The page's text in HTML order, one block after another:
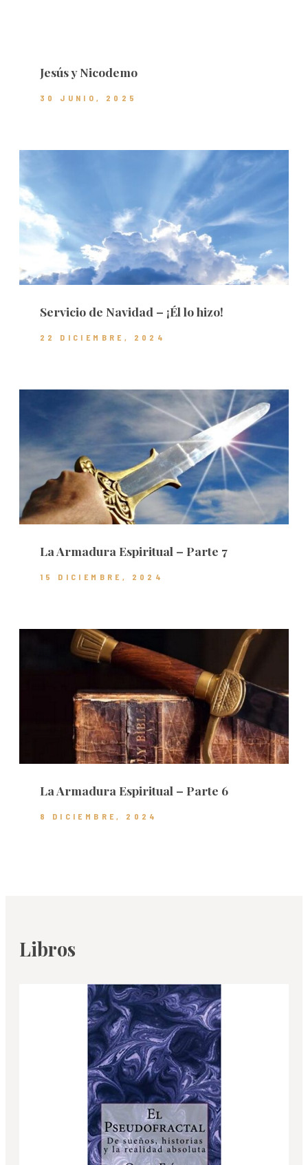
Jesús y Nicodemo
30 JUNIO, 2025
Servicio de Navidad – ¡Él lo hizo!
22 DICIEMBRE, 2024
La Armadura Espiritual – Parte 7
15 DICIEMBRE, 2024
La Armadura Espiritual – Parte 6
8 DICIEMBRE, 2024
Libros